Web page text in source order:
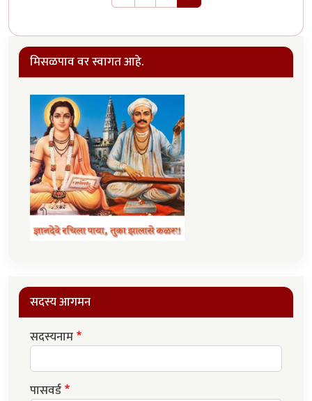
मिसळपाव वर स्वागत आहे.
सदस्य आगमन
सदस्यनाम
पासवर्ड